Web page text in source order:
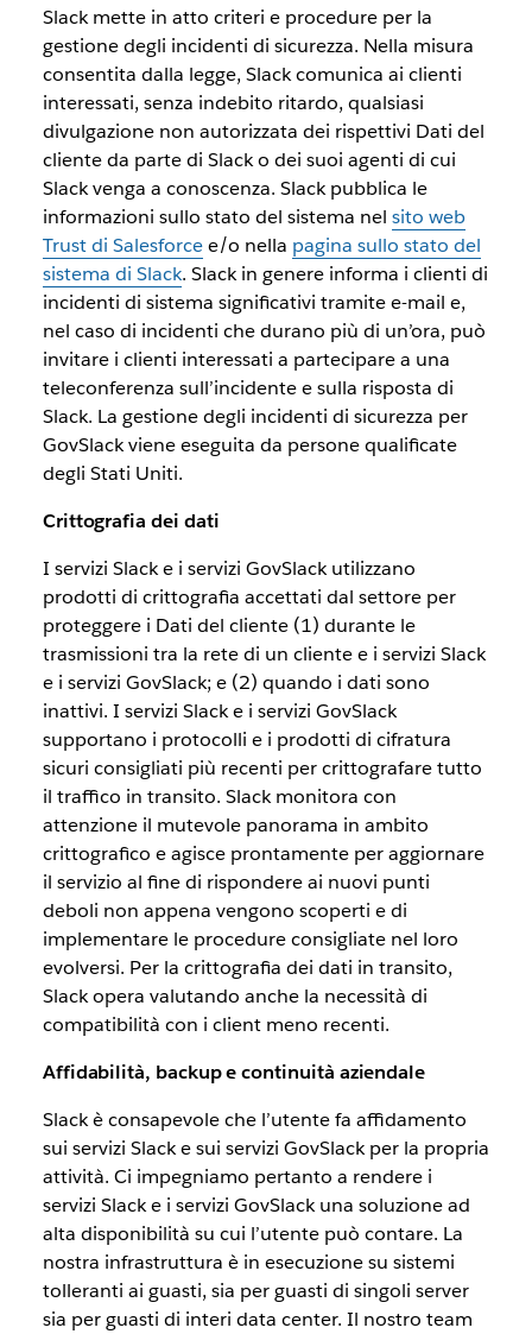
Slack mette in atto criteri e procedure per la
gestione degli incidenti di sicurezza. Nella misura
consentita dalla legge, Slack comunica ai clienti
interessati, senza indebito ritardo, qualsiasi
divulgazione non autorizzata dei rispettivi Dati del
cliente da parte di Slack o dei suoi agenti di cui
Slack venga a conoscenza. Slack pubblica le
informazioni sullo stato del sistema nel sito web
Trust di Salesforcee/o nella pagina sullo stato del
sistema di Slack. Slack in genere informa i clienti di
incidenti di sistema significativi tramite e-mail e,
nel caso di incidenti che durano più di un’ora, può
invitare i clienti interessati a partecipare a una
teleconferenza sull’incidente e sulla risposta di
Slack. La gestione degli incidenti di sicurezza per
GovSlack viene eseguita da persone qualificate
degli Stati Uniti.
Crittografia dei dati
I servizi Slack e i servizi GovSlack utilizzano
prodotti di crittografia accettati dal settore per
proteggere i Dati del cliente (1) durante le
trasmissioni tra la rete di un cliente e i servizi Slack
e i servizi GovSlack; e (2) quando i dati sono
inattivi. I servizi Slack e i servizi GovSlack
supportano i protocolli e i prodotti di cifratura
sicuri consigliati più recenti per crittografare tutto
il traffico in transito. Slack monitora con
attenzione il mutevole panorama in ambito
crittografico e agisce prontamente per aggiornare
il servizio al fine di rispondere ai nuovi punti
deboli non appena vengono scoperti e di
implementare le procedure consigliate nel loro
evolversi. Per la crittografia dei dati in transito,
Slack opera valutando anche la necessità di
compatibilità con i client meno recenti.
Affidabilità, backup e continuità aziendale
Slack è consapevole che l’utente fa affidamento
sui servizi Slack e sui servizi GovSlack per la propria
attività. Ci impegniamo pertanto a rendere i
servizi Slack e i servizi GovSlack una soluzione ad
alta disponibilità su cui l’utente può contare. La
nostra infrastruttura è in esecuzione su sistemi
tolleranti ai guasti, sia per guasti di singoli server
sia per guasti di interi data center. Il nostro team